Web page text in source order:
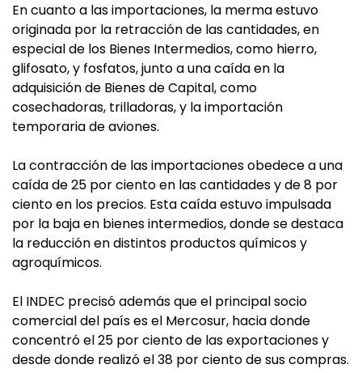
En cuanto a las importaciones, la merma estuvo
originada por la retracción de las cantidades, en
especial de los Bienes Intermedios, como hierro,
glifosato, y fosfatos, junto a una caída en la
adquisición de Bienes de Capital, como
cosechadoras, trilladoras, y la importación
temporaria de aviones.
La contracción de las importaciones obedece a una
caída de 25 por ciento en las cantidades y de 8 por
ciento en los precios. Esta caída estuvo impulsada
por la baja en bienes intermedios, donde se destaca
la reducción en distintos productos químicos y
agroquímicos.
El INDEC precisó además que el principal socio
comercial del país es el Mercosur, hacia donde
concentró el 25 por ciento de las exportaciones y
desde donde realizó el 38 por ciento de sus compras.